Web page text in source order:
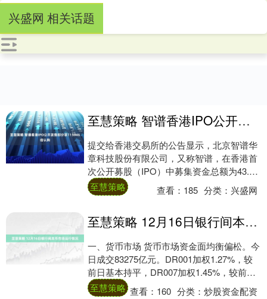
兴盛网 相关话题
至慧策略 智谱香港IPO公开发售部分获115946倍认购
提交给香港交易所的公告显示，北京智谱华
章科技股份有限公司，又称智谱，在香港首
次公开募股（IPO）中募集资金总额为43.5
亿港元。 发行价为每股116.20港元。....
至慧策略 查看： 185 分类： 兴盛网
至慧策略 12月16日银行间本币市场运行情况
一、货币市场 货币市场资金面均衡偏松。今
日成交83275亿元。DR001加权1.27%，较
前日基本持平，DR007加权1.45%，较前日
基本持平。 （一）货币市....
至慧策略 查看： 160 分类：炒股资金配资